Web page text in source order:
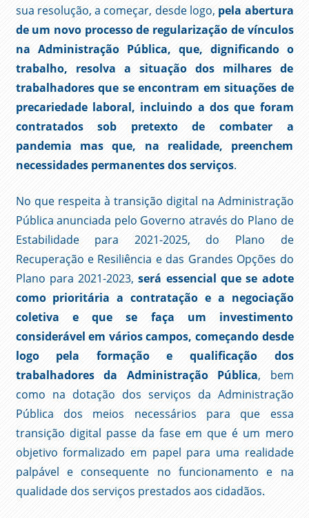
sua resolução, a começar, desde logo, pela abertura
de um novo processo de regularização de vínculos
na Administração Pública, que, dignificando o
trabalho, resolva a situação dos milhares de
trabalhadores que se encontram em situações de
precariedade laboral, incluindo a dos que foram
contratados sob pretexto de combater a
pandemia mas que, na realidade, preenchem
necessidades permanentes dos serviços.
No que respeita à transição digital na Administração
Pública anunciada pelo Governo através do Plano de
Estabilidade para 2021-2025, do Plano de
Recuperação e Resiliência e das Grandes Opções do
Plano para 2021-2023,será essencial que se adote
como prioritária a contratação e a negociação
coletiva e que se faça um investimento
considerável em vários campos, começando desde
logo pela formação e qualificação dos
trabalhadores da Administração Pública, bem
como na dotação dos serviços da Administração
Pública dos meios necessários para que essa
transição digital passe da fase em que é um mero
objetivo formalizado em papel para uma realidade
palpável e consequente no funcionamento e na
qualidade dos serviços prestados aos cidadãos.